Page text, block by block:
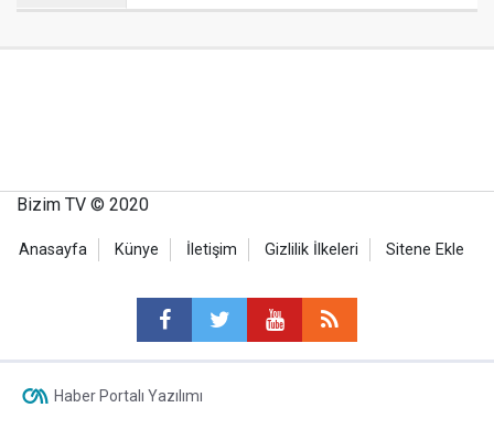
Bizim TV © 2020
Anasayfa Künye İletişim Gizlilik İlkeleri Sitene Ekle
Haber Portalı Yazılımı